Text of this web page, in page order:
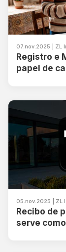
07.nov.2025 | ZL
Registro e
papel de
05.nov.2025 | ZL
Recibo de
serve